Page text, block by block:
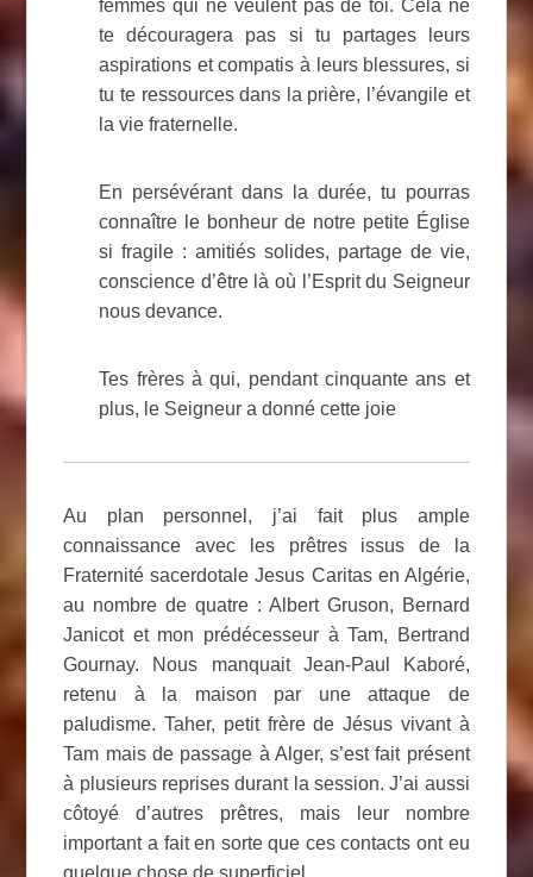
femmes qui ne veulent pas de toi. Cela ne
te découragera pas si tu partages leurs
aspirations et compatis à leurs blessures, si
tu te ressources dans la prière, l’évangile et
la vie fraternelle.
En persévérant dans la durée, tu pourras
connaître le bonheur de notre petite Église
si fragile : amitiés solides, partage de vie,
conscience d’être là où l’Esprit du Seigneur
nous devance.
Tes frères à qui, pendant cinquante ans et
plus, le Seigneur a donné cette joie
Au plan personnel, j’ai fait plus ample
connaissance avec les prêtres issus de la
Fraternité sacerdotale Jesus Caritas en Algérie,
au nombre de quatre : Albert Gruson, Bernard
Janicot et mon prédécesseur à Tam, Bertrand
Gournay. Nous manquait Jean-Paul Kaboré,
retenu à la maison par une attaque de
paludisme. Taher, petit frère de Jésus vivant à
Tam mais de passage à Alger, s’est fait présent
à plusieurs reprises durant la session. J’ai aussi
côtoyé d’autres prêtres, mais leur nombre
important a fait en sorte que ces contacts ont eu